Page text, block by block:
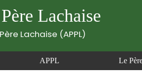
Lachaise
Lachaise (APPL)
APPL Le